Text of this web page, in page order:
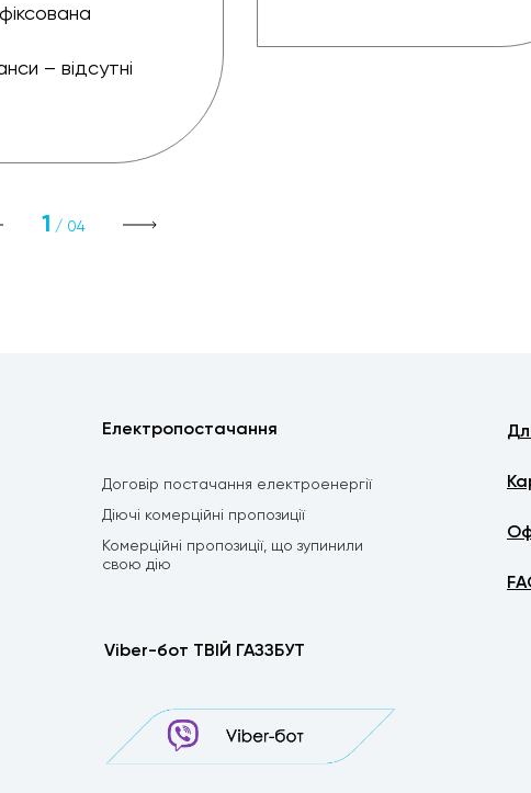
– відсутні
1 / 04
Електропостачання
Договір постачання електроенергії
Діючі комерційні пропозиції
Комерційні пропозиції, що зупинили
свою дію
Viber-бот ТВІЙ ГАЗЗБУТ